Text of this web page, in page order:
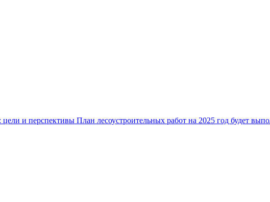
цели и перспективы План лесоустроительных работ на 2025 год будет